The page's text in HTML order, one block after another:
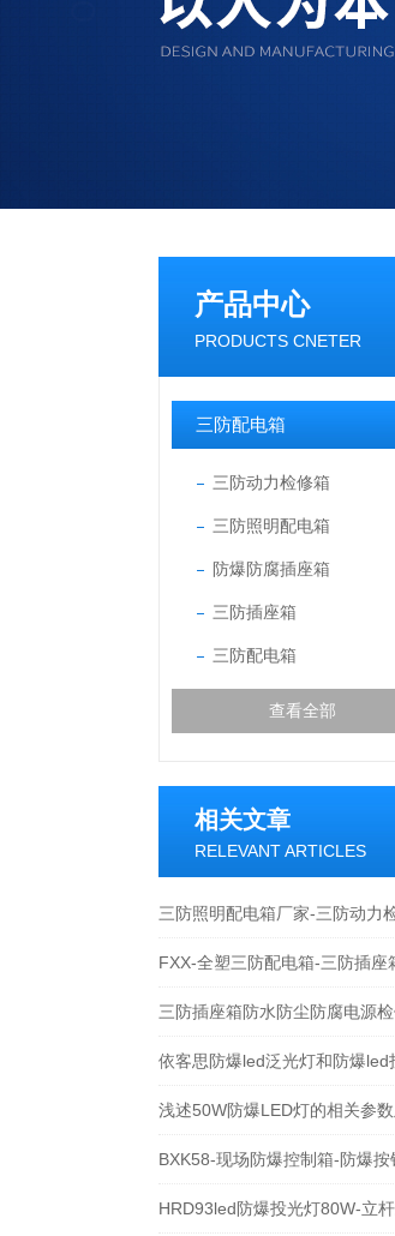
产品中心
PRODUCTS CNETER
三防配电箱
三防动力检修箱
三防照明配电箱
防爆防腐插座箱
三防插座箱
三防配电箱
查看全部
相关文章
RELEVANT ARTICLES